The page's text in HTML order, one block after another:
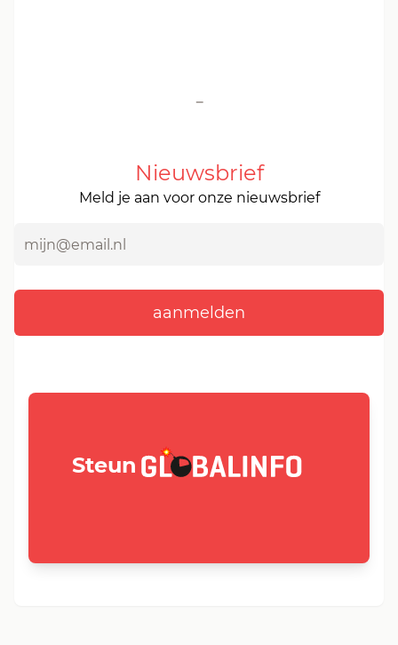
-
Nieuwsbrief
Meld je aan voor onze nieuwsbrief
Steun GLOBALINFO.nl